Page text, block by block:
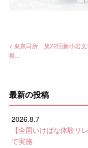
< 東京司所 第22回新小岩
祭...
最新の投稿
2026.8.7
【全国いけばな体験
で実施